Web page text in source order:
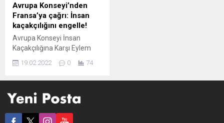
Avrupa Konseyi’nden
Fransa’ya çağrı: İnsan
kaçakçılığını engelle!
Avrupa Konseyi İnsan
Kaçakçılığına Karşı Eylem
Fransa’dan, insan kaçakçılığı
ve kolaylaştırmak için ek
kurbanların tespit
19.02.2022 0 74